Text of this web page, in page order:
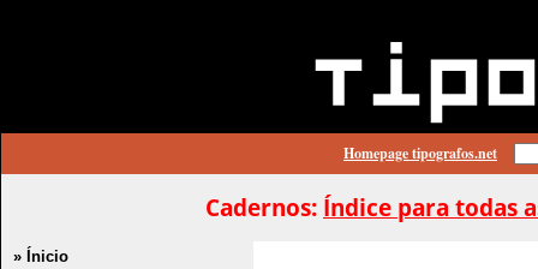
Homepage tipografos.net
Cadernos: Índice para todas
» Ínicio